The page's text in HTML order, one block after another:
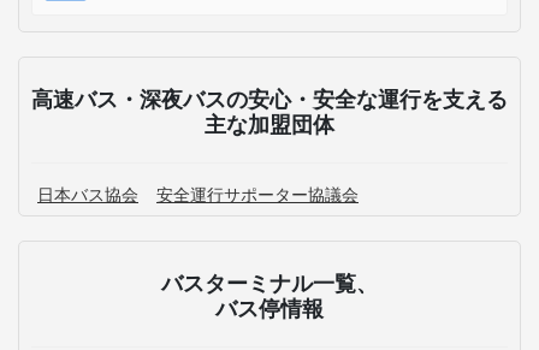
高速バス・深夜バスの安心・安全な運行を支える
主な加盟団体
日本バス協会 安全運行サポーター協議会
バスターミナル一覧、
バス停情報